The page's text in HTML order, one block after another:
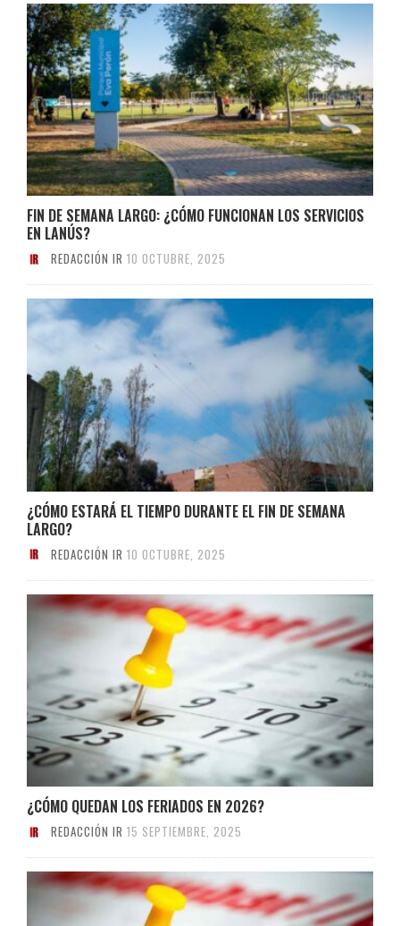
FIN DE SEMANA LARGO: ¿CÓMO FUNCIONAN LOS SERVICIOS
EN LANÚS?
REDACCIÓN IR 10 OCTUBRE, 2025
¿CÓMO ESTARÁ EL TIEMPO DURANTE EL FIN DE SEMANA
LARGO?
REDACCIÓN IR 10 OCTUBRE, 2025
¿CÓMO QUEDAN LOS FERIADOS EN 2026?
REDACCIÓN IR 15 SEPTIEMBRE, 2025